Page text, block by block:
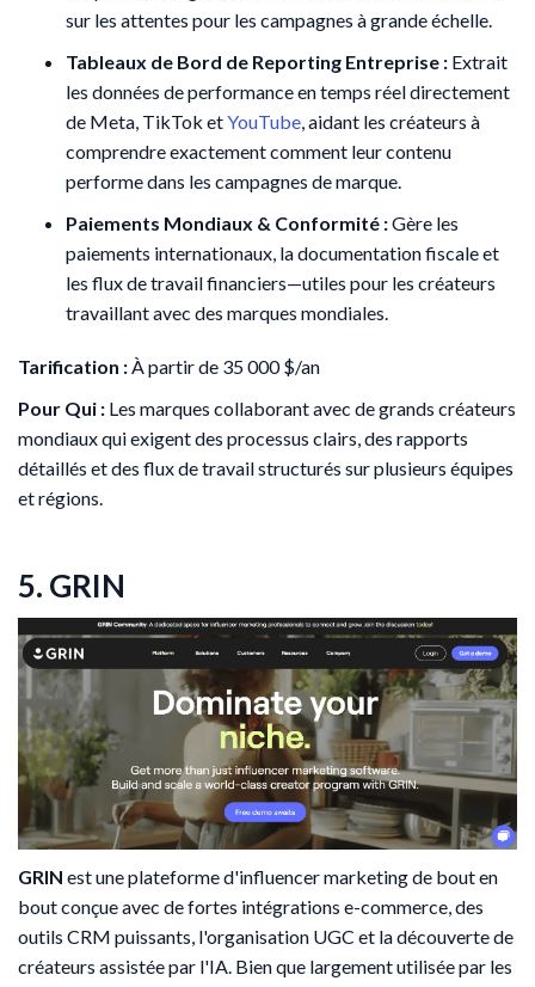
sur les attentes pour les campagnes à grande échelle.
Tableaux de Bord de Reporting Entreprise : Extrait
les données de performance en temps réel directement
de Meta, TikTok etYouTube , aidant les créateurs à
comprendre exactement comment leur contenu
performe dans les campagnes de marque.
Paiements Mondiaux & Conformité :Gère les
paiements internationaux, la documentation fiscale et
les flux de travail financiers—utiles pour les créateurs
travaillant avec des marques mondiales.
Tarification : À partir de 35 000 $/an
Pour Qui : Les marques collaborant avec de grands créateurs
mondiaux qui exigent des processus clairs, des rapports
détaillés et des flux de travail structurés sur plusieurs équipes
et régions.
5. GRIN
GRIN est une plateforme d'influencer marketing de bout en
bout conçue avec de fortes intégrations e-commerce, des
outils CRM puissants, l'organisation UGC et la découverte de
créateurs assistée par l'IA. Bien que largement utilisée par les